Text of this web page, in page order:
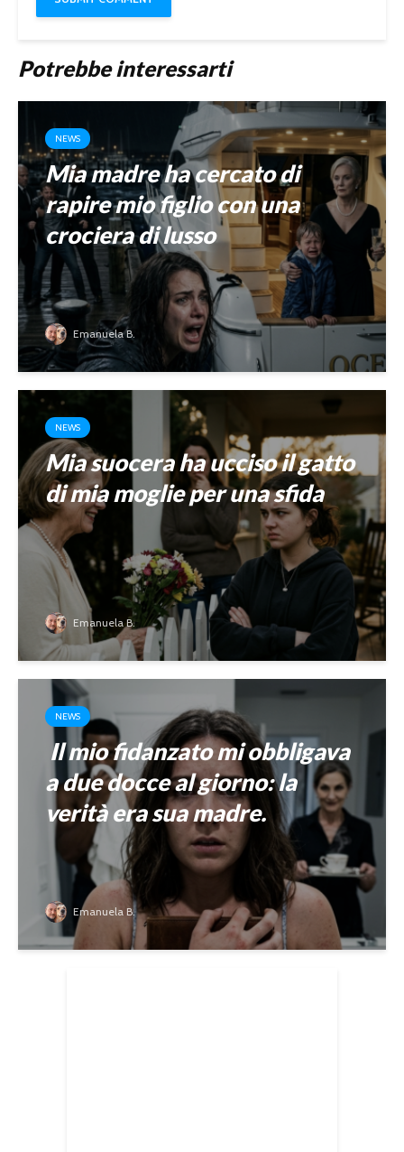
Potrebbe interessarti
NEWS
Mia madre ha cercato di
rapire mio figlio con una
crociera di lusso
Emanuela B.
NEWS
Mia suocera ha ucciso il gatto
di mia moglie per una sfida
Emanuela B.
NEWS
Il mio fidanzato mi obbligava
a due docce al giorno: la
verità era sua madre.
Emanuela B.